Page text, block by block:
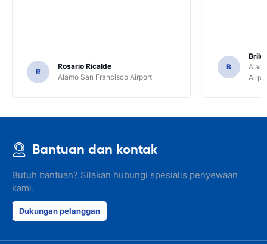
R
Rosario Ricalde
Alamo San Francisco Airport
B
Bantuan dan kontak
Butuh bantuan? Silakan hubungi spesialis penyewaan
kami.
Dukungan pelanggan